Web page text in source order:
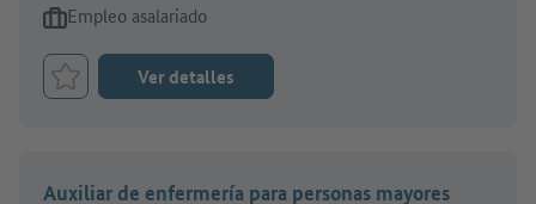
Tipo de oferta de empleo:
Empleo asalariado
Marcar el trabajo como favorito
Ver detalles
Auxiliar de enfermería para personas mayores